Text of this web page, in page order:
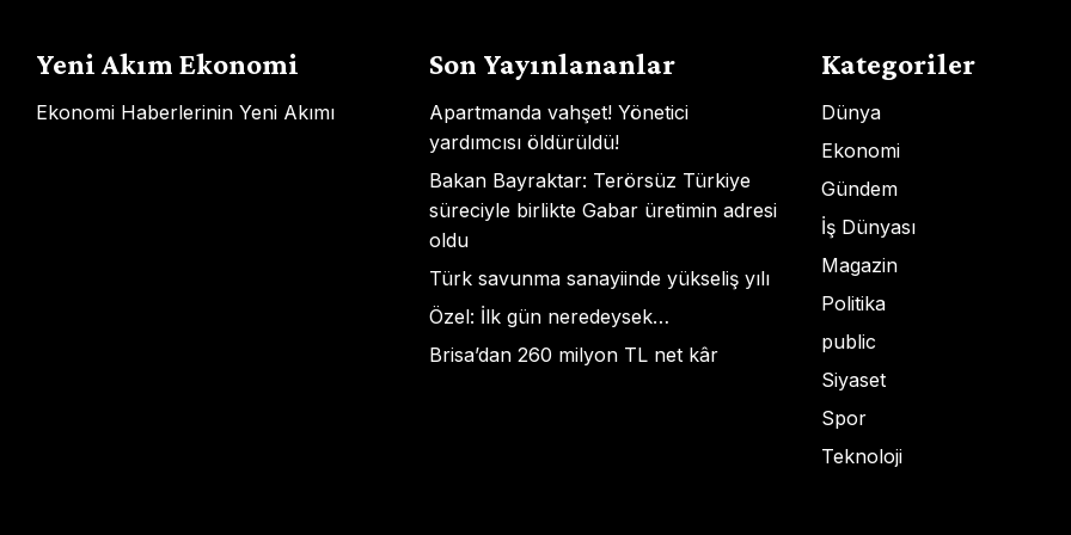
Yeni Akım Ekonomi
Ekonomi Haberlerinin Yeni Akımı
Son Yayınlananlar
Apartmanda vahşet! Yönetici
yardımcısı öldürüldü!
Bakan Bayraktar: Terörsüz Türkiye
süreciyle birlikte Gabar üretimin adresi
oldu
Türk savunma sanayiinde yükseliş yılı
Özel: İlk gün neredeysek…
Brisa’dan 260 milyon TL net kâr
Kategoriler
Dünya
Ekonomi
Gündem
İş Dünyası
Magazin
Politika
public
Siyaset
Spor
Teknoloji